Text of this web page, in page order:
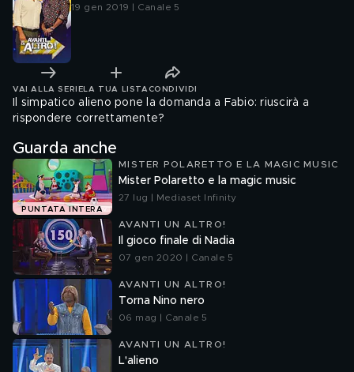
19 gen 2019 | Canale 5
VAI ALLA SERIE LA TUA LISTA CONDIVIDI
Il simpatico alieno pone la domanda a Fabio: riuscirà a
rispondere correttamente?
Guarda anche
PUNTATA INTERA
MISTER POLARETTO E LA MAGIC MUSIC
Mister Polaretto e la magic music
27 lug | Mediaset Infinity
AVANTI UN ALTRO!
Il gioco finale di Nadia
07 gen 2020 | Canale 5
AVANTI UN ALTRO!
Torna Nino nero
06 mag | Canale 5
AVANTI UN ALTRO!
L'alieno